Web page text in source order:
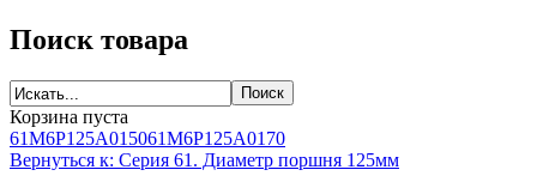
Поиск товара
Корзина пуста
61M6P125A015061M6P125A0170
Вернуться к: Серия 61. Диаметр поршня 125мм